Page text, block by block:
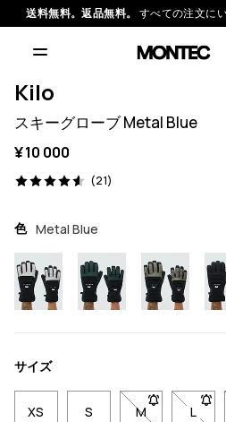
送料無料。返品無料。 すべての注文に
Kilo
スキーグローブ Metal Blue
¥ 10 000
(21)
21 レビュー, 4.6/5
色 Metal Blue
サイズ
XS S M- サイズMは在
L- サ